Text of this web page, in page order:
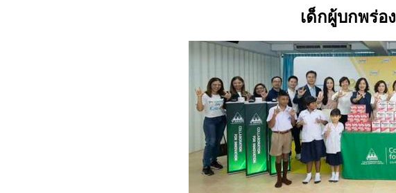
เด็กผู้บกพร่อ